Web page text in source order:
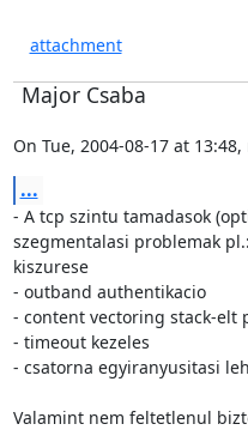
attachment
Major Csaba
On Tue, 2004-08-17 at
...
- A tcp szintu tamadasok
szegmentalasi problemak
kiszurese
- outband authentikacio
- content vectoring stack-elt
- timeout kezeles
- csatorna egyiranyusitasi
Valamint nem feltetlenul